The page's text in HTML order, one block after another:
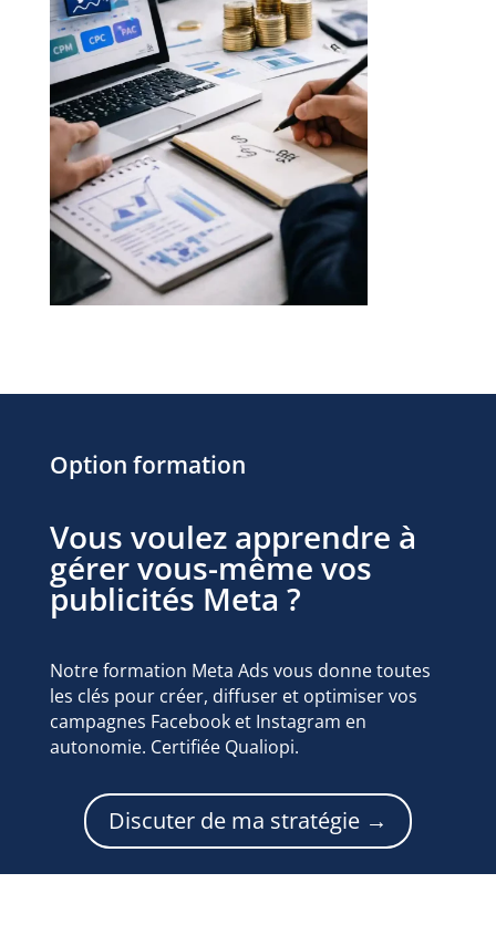
Option formation
Vous voulez apprendre à
gérer vous-même vos
publicités Meta ?
Notre formation Meta Ads vous donne toutes
les clés pour créer, diffuser et optimiser vos
campagnes Facebook et Instagram en
autonomie. Certifiée Qualiopi.
Discuter de ma stratégie →